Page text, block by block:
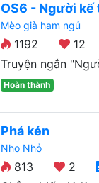
OS6 - Người
Mèo già ham ngủ
1192 12
Truyện ngắn
Hoàn thành
Phá kén
Nho Nhỏ
813 2